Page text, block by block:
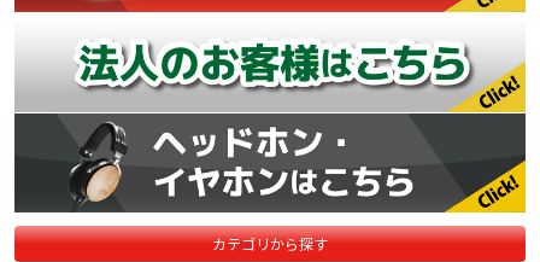
カテゴリから探す